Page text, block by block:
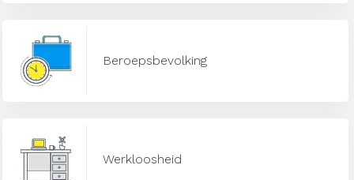
Beroepsbevolking
Werkloosheid